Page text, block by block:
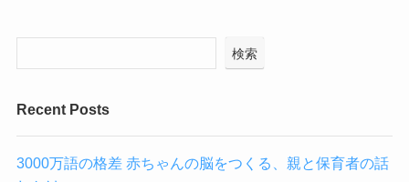
検索
Recent Posts
3000万語の格差 赤ちゃんの脳をつくる、親と保育者の話